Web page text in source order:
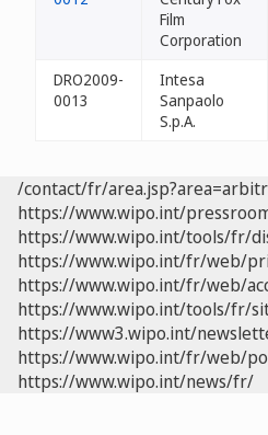
Film
Corporation
DRO2009-
0013
Intesa
Sanpaolo
S.p.A.
/contact/fr/
https://www.wipo.int/
https://www.wipo.int/tools/fr/
https://www.wipo.int/fr/web/
https://www.wipo.int/fr/web/
https://www.wipo.int/tools/fr/
https://www3.wipo.int/
https://www.wipo.int/fr/web/
https://www.wipo.int/news/fr/